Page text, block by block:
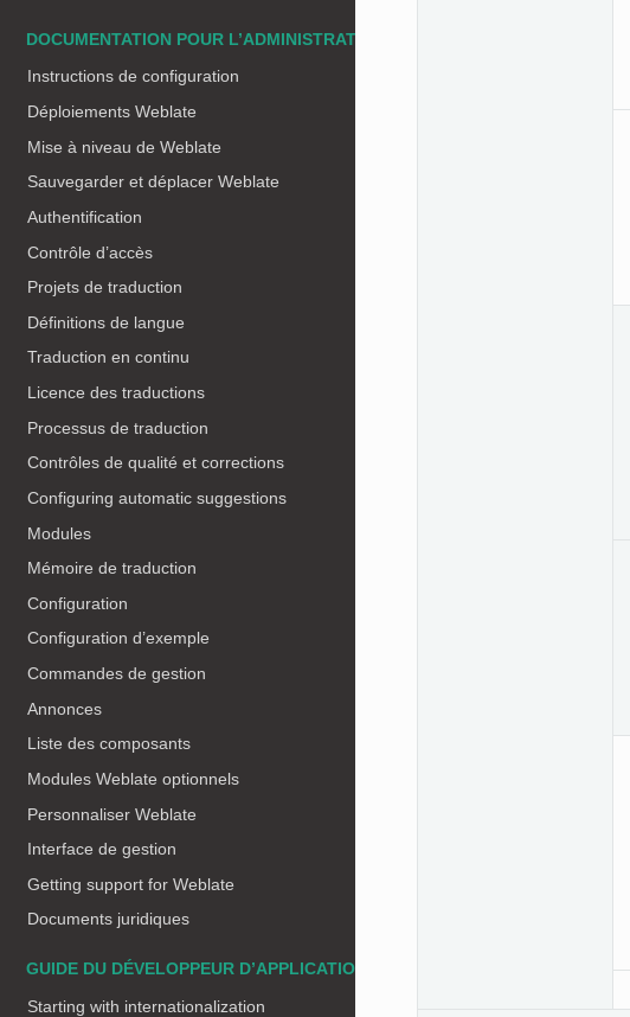
DOCUMENTATION POUR L’ADMINISTRATEUR
Instructions de configuration
Déploiements Weblate
Mise à niveau de Weblate
Sauvegarder et déplacer Weblate
Authentification
Contrôle d’accès
Projets de traduction
Définitions de langue
Traduction en continu
Licence des traductions
Processus de traduction
Contrôles de qualité et corrections
Configuring automatic suggestions
Modules
Mémoire de traduction
Configuration
Configuration d’exemple
Commandes de gestion
Annonces
Liste des composants
Modules Weblate optionnels
Personnaliser Weblate
Interface de gestion
Getting support for Weblate
Documents juridiques
GUIDE DU DÉVELOPPEUR D’APPLICATIONS
Starting with internationalization